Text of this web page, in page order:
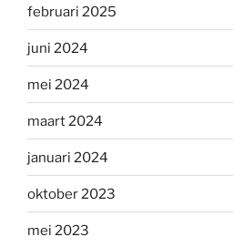
februari 2025
juni 2024
mei 2024
maart 2024
januari 2024
oktober 2023
mei 2023